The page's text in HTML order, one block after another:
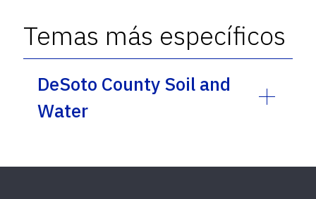
Temas más específicos
DeSoto County Soil and
Water